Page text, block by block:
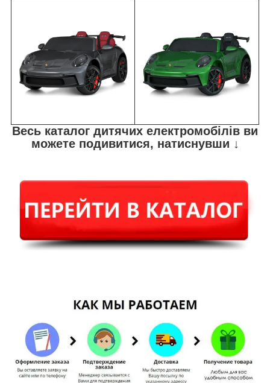
Весь каталог дитячих електромобілів ви
можете подивитися, натиснувши ↓